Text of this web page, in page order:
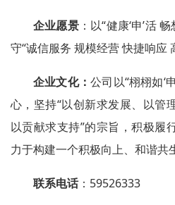
企业愿景：以“健康‘申’活
守“诚信服务 规模经营 快捷响应
企业文化：公司以“栩栩如‘
心，坚持“以创新求发展、以管
以贡献求支持”的宗旨，积极履
力于构建一个积极向上、和谐共
联系电话：59526333